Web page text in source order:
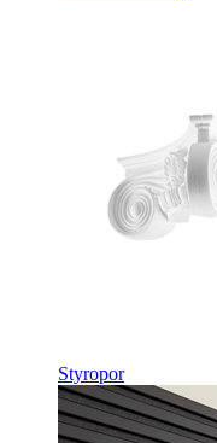
Styropor